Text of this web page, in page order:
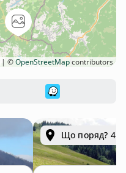
| ©OpenStreetMapcontributors
Що поряд? 4.7